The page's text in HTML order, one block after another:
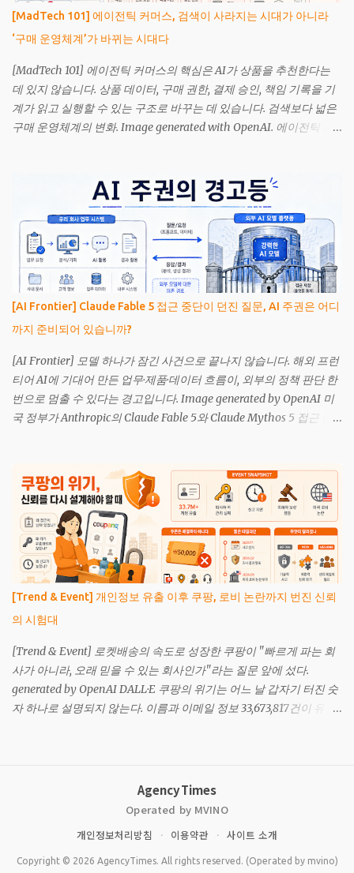
[MadTech 101] 에이전틱 커머스, 검색이 사라지는 시대가 아니라
‘구매 운영체계’가 바뀌는 시대다
[MadTech 101] 에이전틱 커머스의 핵심은 AI가 상품을 추천한다는
데 있지 않습니다. 상품 데이터, 구매 권한, 결제 승인, 책임 기록을 기
계가 읽고 실행할 수 있는 구조로 바꾸는 데 있습니다. 검색보다 넓은
구매 운영체계의 변화. Image generated with OpenAI. 에이전틱 커
며, 승인된 범위 안에서 구매까지 수행하는 거래 방식입니다. 기존 추
천 시스템이 선택지를 보여줬다면, 에이전트는 목표를 해석하고 외부
시스템을 호출해 실제 행동으로 이어갑니다. 2026년에는 이 개념이
발표 자료에만 머물지 않았습니다. Mastercard는 한국에서 인천공항
과 서울 도심 사이의 차량 예약을 AI 에이전트가 검색·예약·결제한 인
증 거래를 발표했고, 호주와 중남미에서도 영화표, 숙박, 식료품, 서적
과 디지털 상품을 포함한 거래 사례를 공개했습니다. 그렇다고 사람
이 운영하는 쇼핑몰이 곧 사라진다는 뜻은 아닙니다. 현재 확인된 사
례에는 통제된 시험과 초기 상용 거래가 섞여 있습니다. 더 중요한 변
화는 소비자가 반드시 특정 사이트를 먼저 방문하지 않아도 상품을
발견하고 구매를 시작할 수 있게 됐다는 점입니다. 확인 범위 현재 공
개된 거래 사례는 에이전틱 결제가 기술적으로 작동할 수 있다는 증
거입니다. 소비자 거래의 상당 부분이 이미 에이전트로 전환됐다는
람이 검색어를 입력하고, 여러 상세페이...
[AI Frontier] Claude Fable 5 접근 중단이 던진 질문, AI 주권은 어디
까지 준비되어 있습니까?
[AI Frontier] 모델 하나가 잠긴 사건으로 끝나지 않습니다. 해외 프런
티어 AI에 기대어 만든 업무·제품·데이터 흐름이, 외부의 정책 판단 한
번으로 멈출 수 있다는 경고입니다. Image generated by OpenAI 미
국 정부가 Anthropic의 Claude Fable 5와 Claude Mythos 5 접근 중
단으로 이어졌다고 설명했습니다. 이 사안은 단순한 서비스 장애가
아닙니다. 프런티어 AI 모델을 빌려 쓰는 기업과 국가가 어느 순간 접
근권을 잃을 수 있다는 신호입니다. 독자가 주목해야 할 질문은
“Anthropic이 맞았나, 정부가 맞았나”가 아닙니다. 더 중요한 질문은
이것입니다. 우리 조직은 특정 해외 모델이 갑자기 멈췄을 때 업무, 제
품, 데이터 흐름을 유지할 수 있습니까. AI 주권은 거창한 국가 전략만
의 문제가 아니라, 기업의 운영 연속성과도 연결되어 있습니다. NOTE
이번 사안의 핵심은 모델 성능이 아닙니다. 접근권, 통제권, 대체 가능
성입니다. 프런티어 AI를 외부 플랫폼에 맡길수록 기술 리스크는 계
약 리스크와 지정학 리스크로 바뀝니다. 무엇이 실제로 일어났습니
까? Anthropic 공식 성명에 따르면 미국 정부는 Fable 5와 Mythos 5
에 대해 외국 국적자의 접근을 중단하라는 수출통제 지시를 내렸습니
다. 여기에는 미국 안팎의 외국 국적자뿐 아니라 Anthropic 내부의 외
[Trend & Event] 개인정보 유출 이후 쿠팡, 로비 논란까지 번진 신뢰
의 시험대
[Trend & Event] 로켓배송의 속도로 성장한 쿠팡이 "빠르게 파는 회
사가 아니라, 오래 믿을 수 있는 회사인가"라는 질문 앞에 섰다.
generated by OpenAI DALL·E 쿠팡의 위기는 어느 날 갑자기 터진 숫
자 하나로 설명되지 않는다. 이름과 이메일 정보 33,673,817건이 유출
은 쇼핑 앱이 아니라 생활의 일부다. 새벽에 문 앞에 놓이는 생필품, 가
족에게 보내는 선물, 집 주소와 연락처, 반복되는 주문 습관까지 쿠팡
제를 넘어 “내 생활의 일부를 맡긴 회사가 기본을 지켰나”라는 질문
으로 번졌다. 더 불편한 대목은 사고의 원인이다. 조사당국은 이번 사
AgencyTimes
Operated by MVINO
개인정보처리방침
· 이용약관 · 사이트 소개
Copyright © 2026 AgencyTimes. All rights reserved. (Operated by mvino)